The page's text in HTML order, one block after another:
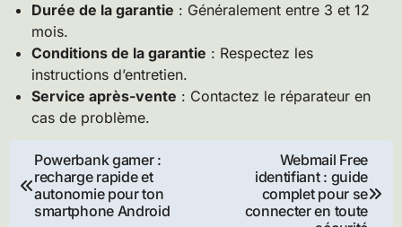
Durée de la garantie : Généralement entre 3 et 12
mois.
Conditions de la garantie : Respectez les
instructions d’entretien.
Service après-vente : Contactez le réparateur en
cas de problème.
Navigation
de
Powerbank gamer :
recharge rapide et
autonomie pour ton
smartphone Android
Webmail Free
identifiant : guide
complet pour se
connecter en toute